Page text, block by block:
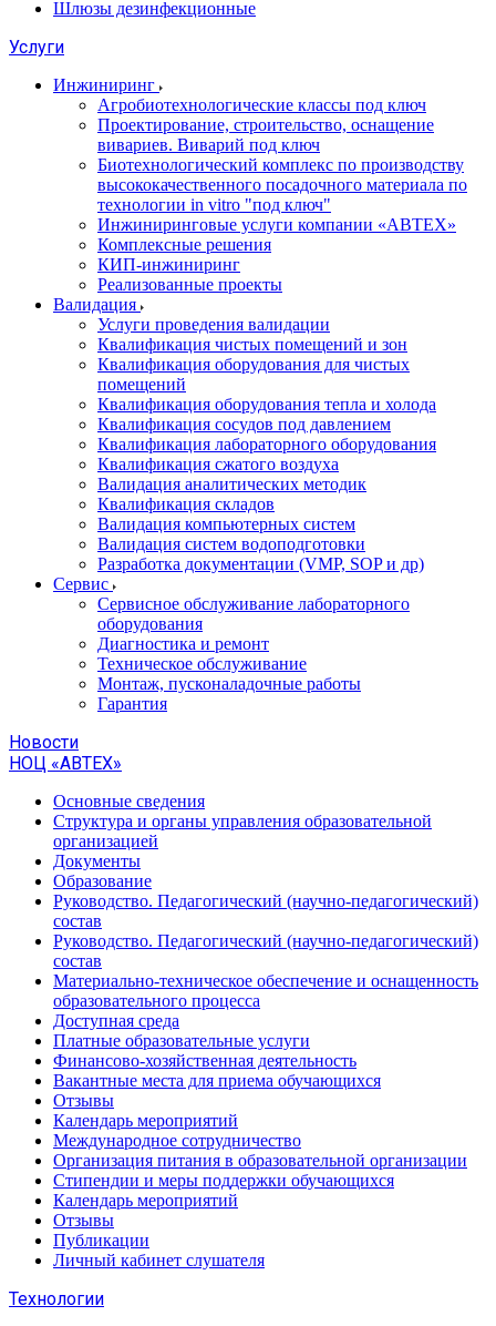
Шлюзы дезинфекционные
Услуги
Инжиниринг
Агробиотехнологические классы под ключ
Проектирование, строительство, оснащение
вивариев. Виварий под ключ
Биотехнологический комплекс по производству
высококачественного посадочного материала по
технологии in vitro "под ключ"
Инжиниринговые услуги компании «АВТЕХ»
Комплексные решения
КИП-инжиниринг
Реализованные проекты
Валидация
Услуги проведения валидации
Квалификация чистых помещений и зон
Квалификация оборудования для чистых
помещений
Квалификация оборудования тепла и холода
Квалификация сосудов под давлением
Квалификация лабораторного оборудования
Квалификация сжатого воздуха
Валидация аналитических методик
Квалификация складов
Валидация компьютерных систем
Валидация систем водоподготовки
Разработка документации (VMP, SOP и др)
Cервис
Сервисное обслуживание лабораторного
оборудования
Диагностика и ремонт
Техническое обслуживание
Монтаж, пусконаладочные работы
Гарантия
Новости
НОЦ «АВТЕХ»
Основные сведения
Структура и органы управления образовательной
организацией
Документы
Образование
Руководство. Педагогический (научно-педагогический)
состав
Руководство. Педагогический (научно-педагогический)
состав
Материально-техническое обеспечение и оснащенность
образовательного процесса
Доступная среда
Платные образовательные услуги
Финансово-хозяйственная деятельность
Вакантные места для приема обучающихся
Отзывы
Календарь мероприятий
Международное сотрудничество
Организация питания в образовательной организации
Стипендии и меры поддержки обучающихся
Календарь мероприятий
Отзывы
Публикации
Личный кабинет слушателя
Технологии